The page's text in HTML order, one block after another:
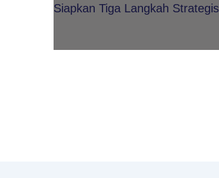
Siapkan Tiga Langkah Strategis